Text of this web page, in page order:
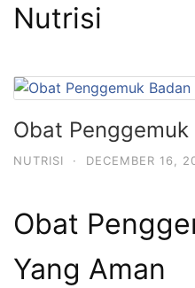
Nutrisi
Obat
NUTRISI · DECEMBER 16,
Obat
Yang Aman